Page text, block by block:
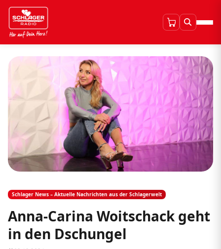
Schlager News – Aktuelle Nachrichten aus der Schlagerwelt
Anna-Carina Woitschack geht
in den Dschungel